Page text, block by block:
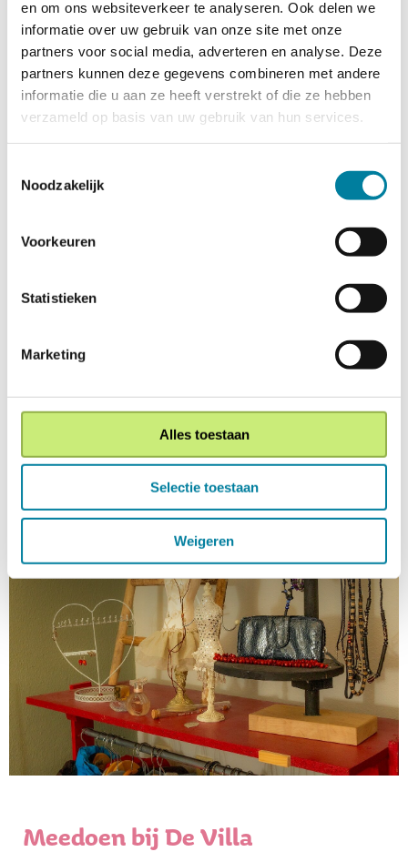
en om ons websiteverkeer te analyseren. Ook delen we
informatie over uw gebruik van onze site met onze
partners voor social media, adverteren en analyse. Deze
partners kunnen deze gegevens combineren met andere
informatie die u aan ze heeft verstrekt of die ze hebben
verzameld op basis van uw gebruik van hun services.
Noodzakelijk
Voorkeuren
Statistieken
Marketing
Alles toestaan
Selectie toestaan
Weigeren
Meedoen bij De Villa